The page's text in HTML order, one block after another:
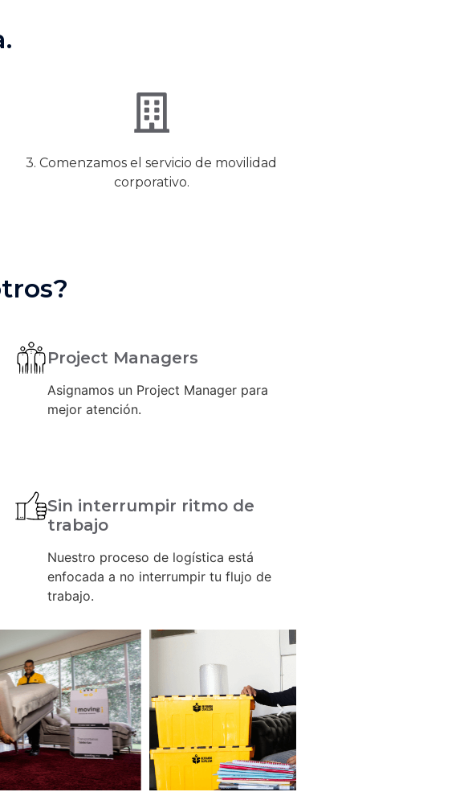
3. Comenzamos el servicio de movilidad
corporativo.
Project Managers
Asignamos un Project Manager para
mejor atención.
Sin interrumpir ritmo de
trabajo
Nuestro proceso de logística está
enfocada a no interrumpir tu flujo de
trabajo.